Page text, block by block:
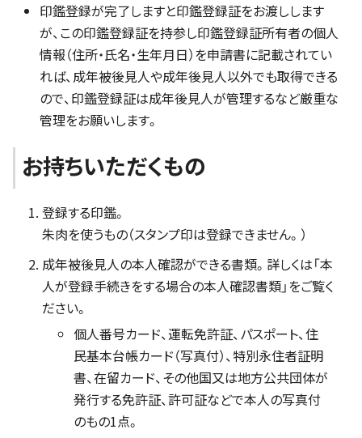
印鑑登録が完了しますと印鑑登録証をお渡しします
が、この印鑑登録証を持参し印鑑登録証所有者の個人
情報（住所・氏名・生年月日）を申請書に記載されてい
れば、成年被後見人や成年後見人以外でも取得できる
ので、印鑑登録証は成年後見人が管理するなど厳重な
管理をお願いします。
お持ちいただくもの
登録する印鑑。
朱肉を使うもの（スタンプ印は登録できません。）
成年被後見人の本人確認ができる書類。詳しくは「本
人が登録手続きをする場合の本人確認書類」をご覧く
ださい。
個人番号カード、運転免許証、パスポート、住
民基本台帳カード（写真付）、特別永住者証明
書、在留カード、その他国又は地方公共団体が
発行する免許証、許可証などで本人の写真付
のもの1点。